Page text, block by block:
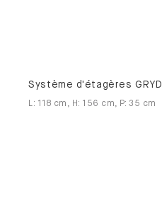
Système d'étagères GRYD
L: 118 cm , H : 156 cm, P:35 cm